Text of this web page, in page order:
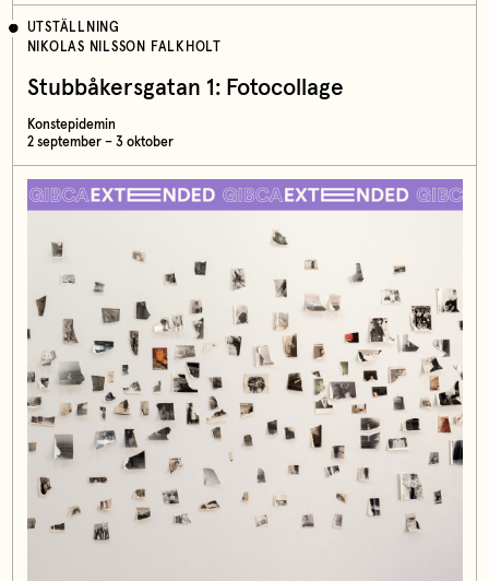
UTSTÄLLNING
NIKOLAS NILSSON FALKHOLT
Stubbåkersgatan 1: Fotocollage
Konstepidemin
2 september – 3 oktober